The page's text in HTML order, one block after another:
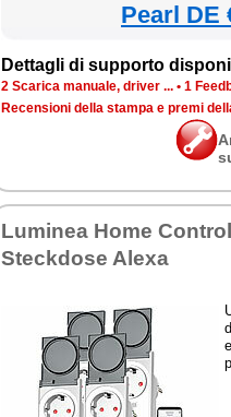
Pearl DE
Dettagli di supporto
2 Scarica manuale, driver ... • 1
Recensioni della stampa e premi
Luminea Home
Steckdose Alexa